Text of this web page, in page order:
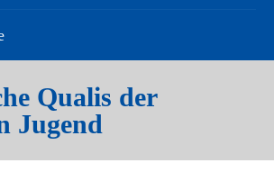
Qualis der
Jugend